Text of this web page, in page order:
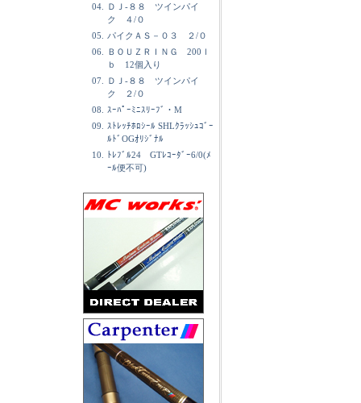
04.
ＤＪ-８８ ツインパイ
ク ４/０
05.
パイクＡＳ－０３ ２/０
06.
ＢＯＵＺＲＩＮＧ 200ｌ
ｂ 12個入り
07.
ＤＪ-８８ ツインパイ
ク ２/０
08.
ｽｰﾊﾟｰﾐﾆｽﾘｰﾌﾞ・M
09.
ｽﾄﾚｯﾁﾎﾛｼｰﾙ SHLｸﾗｯｼｭｺﾞｰ
ﾙﾄﾞOGｵﾘｼﾞﾅﾙ
10.
ﾄﾚﾌﾞﾙ24 GTﾚｺｰﾀﾞｰ6/0(ﾒ
ｰﾙ便不可)